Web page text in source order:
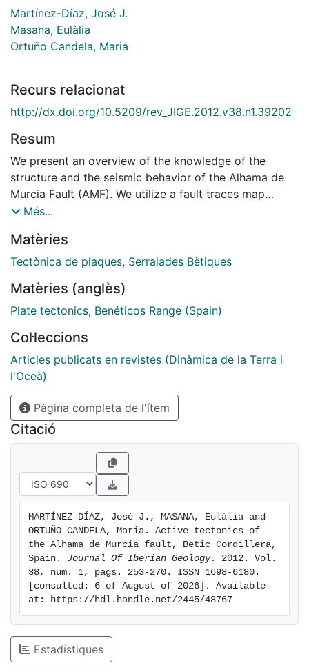
Martínez-Díaz, José J.
Masana, Eulàlia
Ortuño Candela, Maria
Recurs relacionat
http://dx.doi.org/10.5209/rev_JIGE.2012.v38.n1.39202
Resum
We present an overview of the knowledge of the
structure and the seismic behavior of the Alhama de
Murcia Fault (AMF). We utilize a fault traces map
created from a LIDAR DEM combined with the
the distribution of seismicity, the geological
information from E 1:50000 geological maps and the
activity of the AMF. We discuss the importance of
uncertainties regarding the structure and kinematics of
correlation of the paleoseismic data. In particular, we
discuss the nature of the faults dipping to the SE
(antithetic to the main faults of the AMF) in several
segments that have been studied in the previous
paleoseismic works. A special chapter is dedicated to
the analysis of the tectonic source of the Lorca 2011
earthquake that took place in between two large
segments of the fault.
Més...
Matèries
Tectònica de plaques, Serralades Bètiques
Matèries (anglès)
Plate tectonics, Benéticos Range (Spain)
Col·leccions
Articles publicats en revistes (Dinàmica de la Terra i
l'Oceà)
Pàgina completa de l'ítem
Citació
MARTÍNEZ-DÍAZ, José J., MASANA, Eulàlia and
ORTUÑO CANDELA, Maria. Active tectonics of
the Alhama de Murcia fault, Betic Cordillera,
Spain. Journal Of Iberian Geology. 2012. Vol.
38, num. 1, pags. 253-270. ISSN 1698-6180.
[consulted: 6 of August of 2026]. Available
at: https://hdl.handle.net/2445/48767
Estadístiques